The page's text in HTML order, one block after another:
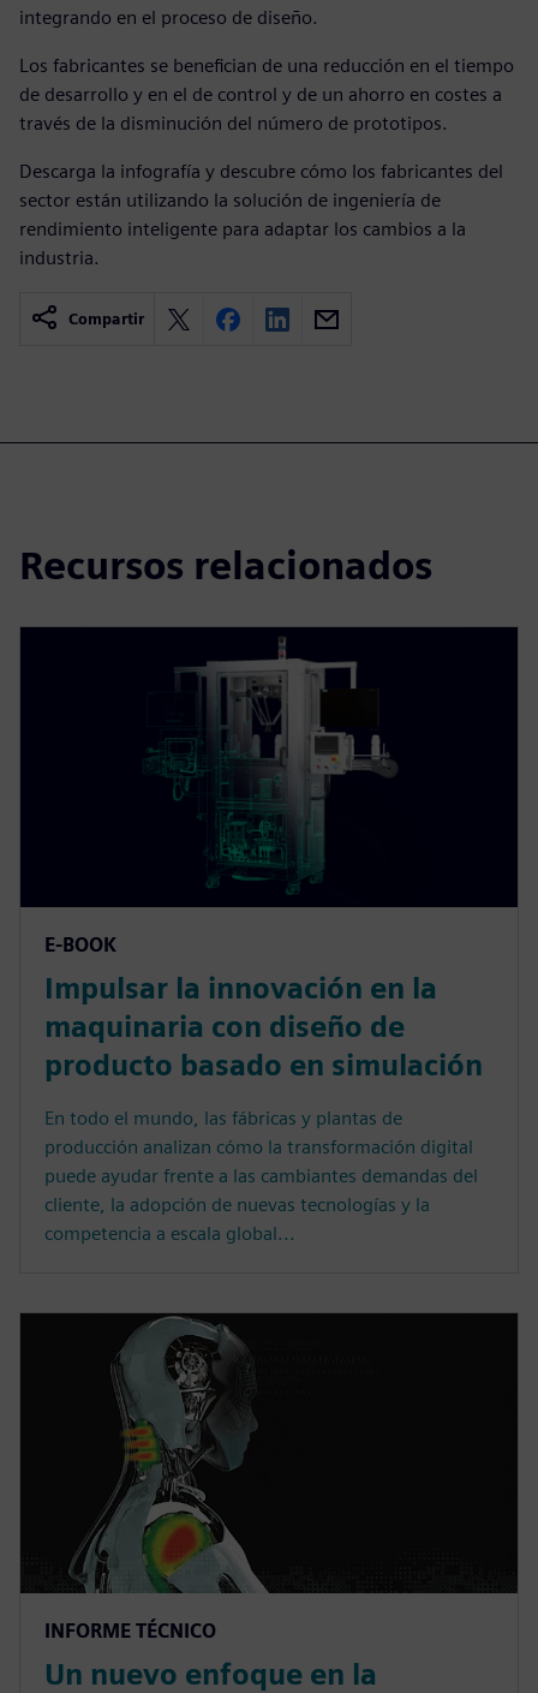
integrando en el proceso de diseño.
Los fabricantes se benefician de una reducción en el tiempo
de desarrollo y en el de control y de un ahorro en costes a
través de la disminución del número de prototipos.
Descarga la infografía y descubre cómo los fabricantes del
sector están utilizando la solución de ingeniería de
rendimiento inteligente para adaptar los cambios a la
industria.
Compartir
Recursos relacionados
E-BOOK
Impulsar la innovación en la
maquinaria con diseño de
producto basado en simulación
En todo el mundo, las fábricas y plantas de
producción analizan cómo la transformación digital
puede ayudar frente a las cambiantes demandas del
cliente, la adopción de nuevas tecnologías y la
competencia a escala global...
INFORME TÉCNICO
Un nuevo enfoque en la